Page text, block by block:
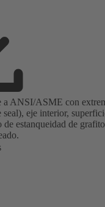
a ANSI/ASME con
eje interior,
de estanqueidad de